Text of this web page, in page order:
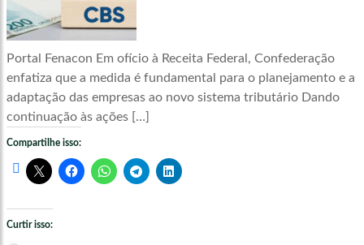
Portal Fenacon Em ofício à Receita Federal, Confederação
enfatiza que a medida é fundamental para o planejamento e a
adaptação das empresas ao novo sistema tributário Dando
continuação às ações […]
Compartilhe isso:
Curtir isso: